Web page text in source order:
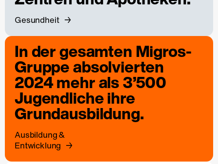
Gesundheit
In der gesamten Migros-
Gruppe absolvierten
2024 mehr als 3’500
Jugendliche ihre
Grundausbildung.
Ausbildung &
Entwicklung